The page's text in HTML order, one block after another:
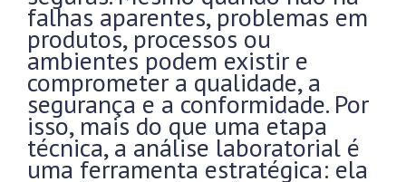
falhas aparentes, problemas em
produtos, processos ou
ambientes podem existir e
comprometer a qualidade, a
segurança e a conformidade. Por
isso, mais do que uma etapa
técnica, a análise laboratorial é
uma ferramenta estratégica: ela